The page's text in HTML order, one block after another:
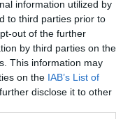
information utilized by
to third parties prior to
out of the further
by third parties on the
This information may
on the IAB’s List of
disclose it to other
ΠΑΡΑΣΤΑΣΕΙΣ 2019 - 2020